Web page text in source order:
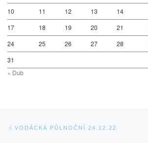
10
11 12 13 14
17
18 19 20 21
24
25 26 27 28
31
« Dub
Navigace v příspěvcích
VODÁCKÁ PŮLNOČNÍ 24.12.22